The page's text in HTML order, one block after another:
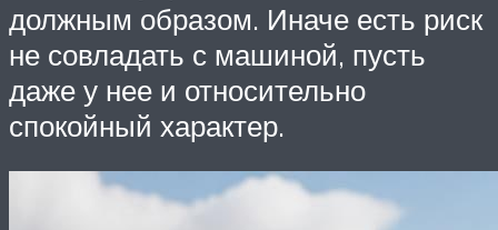
должным образом. Иначе есть риск
не совладать с машиной, пусть
даже у нее и относительно
спокойный характер.